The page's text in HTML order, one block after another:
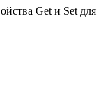
Get и Set для